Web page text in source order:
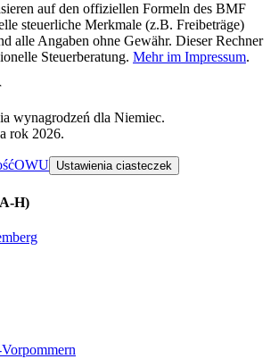
auf den offiziellen Formeln des BMF
steuerliche Merkmale (z.B. Freibeträge)
alle Angaben ohne Gewähr. Dieser Rechner
Steuerberatung. Mehr im Impressum.
wynagrodzeń dla Niemiec.
rok 2026.
OWU Ustawienia ciasteczek
H)